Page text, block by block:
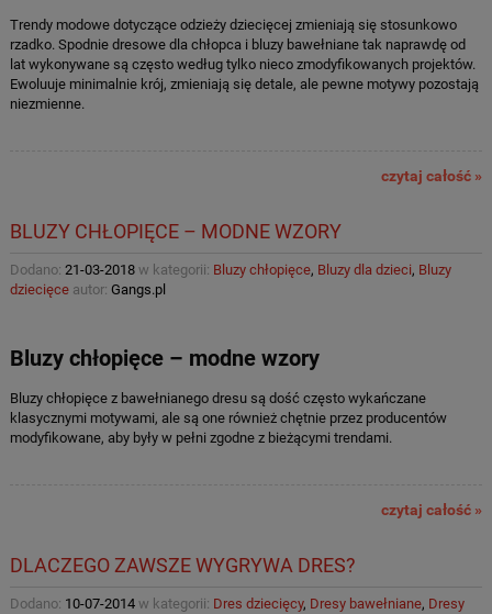
Trendy modowe dotyczące odzieży dziecięcej zmieniają się stosunkowo
rzadko. Spodnie dresowe dla chłopca i bluzy bawełniane tak naprawdę od
lat wykonywane są często według tylko nieco zmodyfikowanych projektów.
Ewoluuje minimalnie krój, zmieniają się detale, ale pewne motywy pozostają
niezmienne.
czytaj całość »
BLUZY CHŁOPIĘCE – MODNE WZORY
Dodano: 21-03-2018w kategorii: Bluzy chłopięce, Bluzy dla dzieci, Bluzy
dziecięceautor: Gangs.pl
Bluzy chłopięce – modne wzory
Bluzy chłopięce z bawełnianego dresu są dość często wykańczane
klasycznymi motywami, ale są one również chętnie przez producentów
modyfikowane, aby były w pełni zgodne z bieżącymi trendami.
czytaj całość »
DLACZEGO ZAWSZE WYGRYWA DRES?
Dodano: 10-07-2014w kategorii: Dres dziecięcy, Dresy bawełniane, Dresy